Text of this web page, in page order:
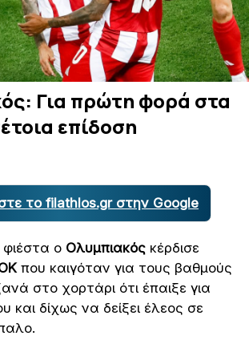
Για πρώτη φορά στα
επίδοση
το filathlos.gr στην Google
ο Ολυμπιακός κέρδισε
που καιγόταν για τους βαθμούς
στο χορτάρι ότι έπαιξε για
και δίχως να δείξει έλεος σε